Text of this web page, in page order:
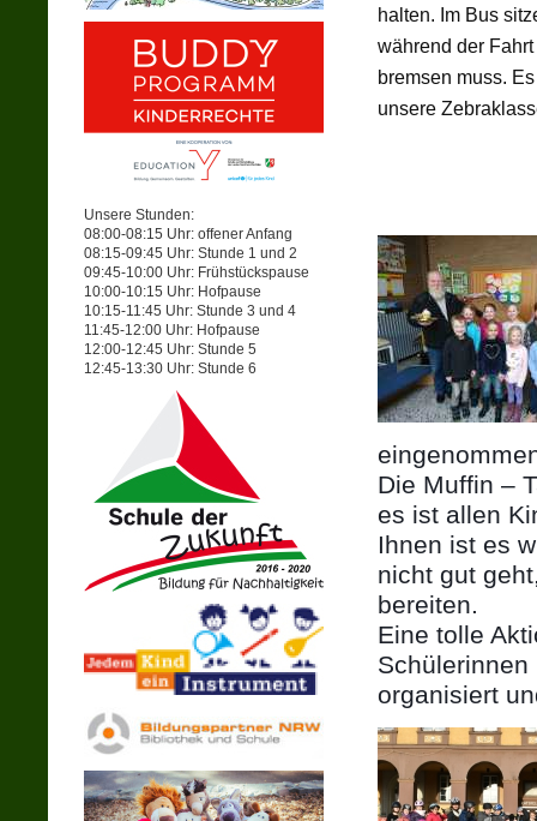
Unsere Stunden:
08:00-08:15 Uhr: offener Anfang
08:15-09:45 Uhr: Stunde 1 und 2
09:45-10:00 Uhr: Frühstückspause
10:00-10:15 Uhr: Hofpause
10:15-11:45 Uhr: Stunde 3 und 4
11:45-12:00 Uhr: Hofpause
12:00-12:45 Uhr: Stunde 5
12:45-13:30 Uhr: Stunde 6
halten. Im Bus
während der
bremsen muss.
unsere
Die Muffin –
es ist allen
Ihnen ist es
nicht gut
bereiten.
Eine tolle
organisiert